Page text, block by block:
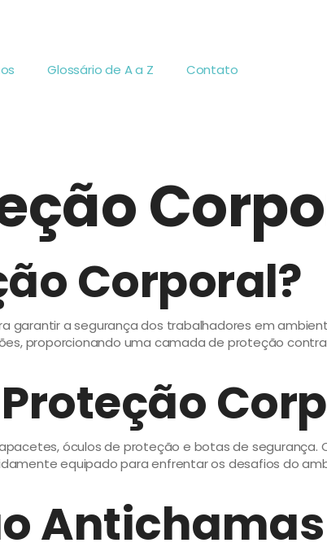
Glossário de A a Z Contato
Corporal?
a segurança dos trabalhadores em
proporcionando uma camada de proteção
óculos de proteção e botas de
equipado para enfrentar os desafios do
Antichamas